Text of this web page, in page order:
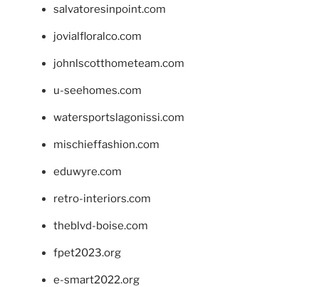
salvatoresinpoint.com
jovialfloralco.com
johnlscotthometeam.com
u-seehomes.com
watersportslagonissi.com
mischieffashion.com
eduwyre.com
retro-interiors.com
theblvd-boise.com
fpet2023.org
e-smart2022.org